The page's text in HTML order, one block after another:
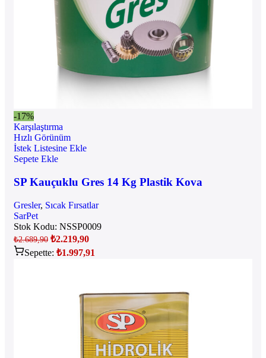
-17%
Karşılaştırma
Hızlı Görünüm
İstek Listesine Ekle
Sepete Ekle
SP Kauçuklu Gres 14 Kg Plastik Kova
Gresler, Sıcak Fırsatlar
SarPet
Stok Kodu: NSSP0009
₺2.689,90 ₺2.219,90
Sepette: ₺1.997,91